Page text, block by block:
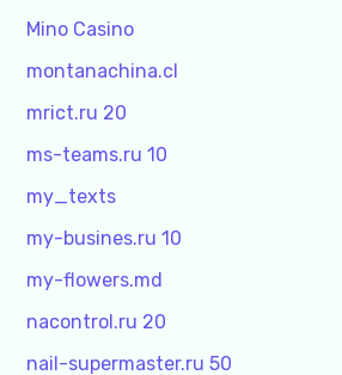
Mino Casino
montanachina.cl
mrict.ru 20
ms-teams.ru 10
my_texts
my-busines.ru 10
my-flowers.md
nacontrol.ru 20
nail-supermaster.ru 50